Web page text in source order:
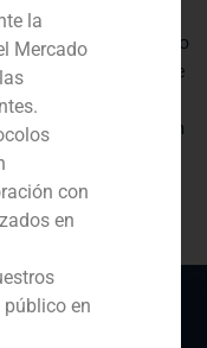
mundo. La
plan de crecimiento
Matos, CEO de
nos permite
y consolidación
la
Mercado
con
en
en